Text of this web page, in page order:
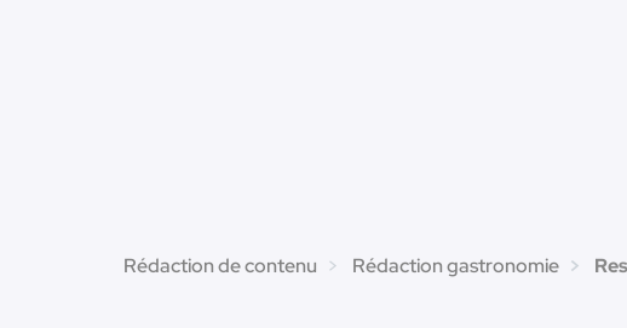
Rédaction de contenu Rédaction gastronomie